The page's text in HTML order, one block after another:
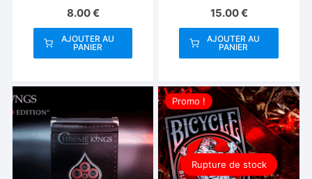
8.00€
AJOUTER AU
PANIER
15.00€
AJOUTER AU
PANIER
Rupture de stock
Promo !